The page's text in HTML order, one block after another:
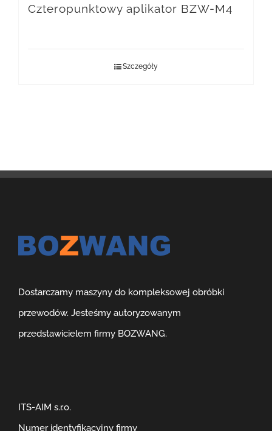
Czteropunktowy aplikator BZW-M4
Szczegóły
Dostarczamy maszyny do kompleksowej obróbki
przewodów. Jesteśmy autoryzowanym
przedstawicielem firmy BOZWANG.
ITS-AIM s.r.o.
Numer identyfikacyjny firmy